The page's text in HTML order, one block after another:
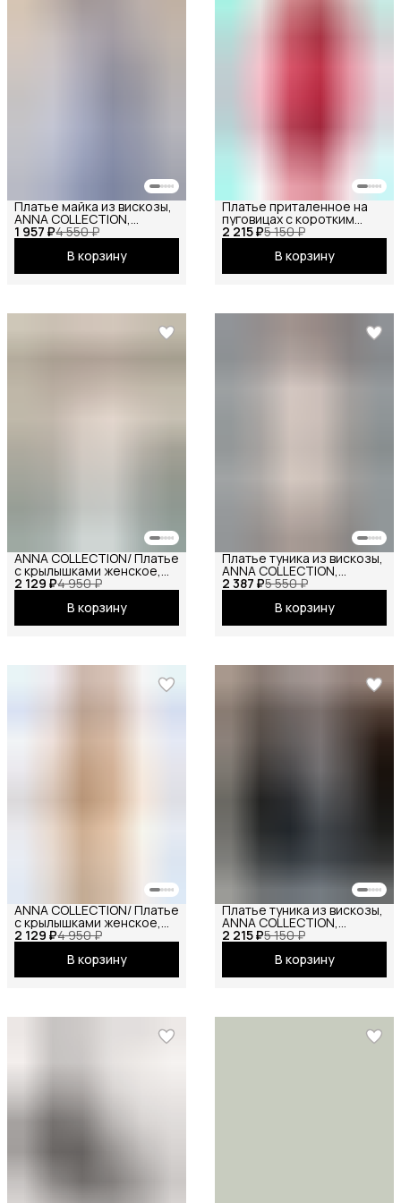
1 957 ₽4 550 ₽
Платье майка из вискозы,
ANNA COLLECTION,
сарафан офисный, на
вечернее праздничное
В корзину
2 215 ₽5 150 ₽
Платье приталенное на
пуговицах с коротким
рукавом
В корзину
2 129 ₽4 950 ₽
ANNA COLLECTION/ Платье
с крылышками женское,
платье вечернее,
нарядное, атласное,
шёлковое, на праздник
В корзину
2 387 ₽5 550 ₽
Платье туника из вискозы,
ANNA COLLECTION,
вечернее праздничное
повседневное офисное
В корзину
2 129 ₽4 950 ₽
ANNA COLLECTION/ Платье
с крылышками женское,
платье вечернее,
нарядное, атласное,
шёлковое, на праздник
В корзину
2 215 ₽5 150 ₽
Платье туника из вискозы,
ANNA COLLECTION,
вечернее праздничное
повседневное офисное
В корзину